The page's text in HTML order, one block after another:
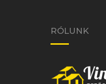
RÓLUNK